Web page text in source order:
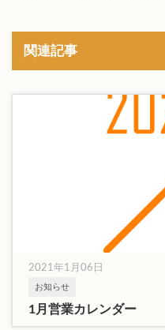
関連記事
2021年1月06日
お知らせ
1月営業カレンダー